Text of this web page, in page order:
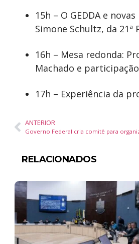
15h – O GEDDA e
Simone Schultz, da
16h – Mesa redonda:
Machado e
17h – Experiência da
ANTERIOR
RELACIONADOS